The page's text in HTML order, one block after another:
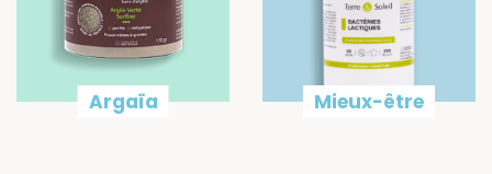
Argaïa Mieux-être